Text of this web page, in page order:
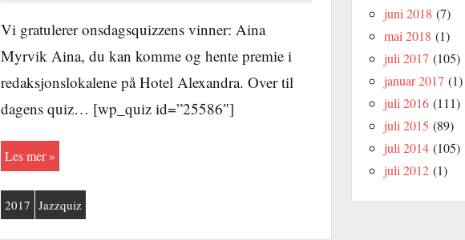
Vi gratulerer onsdagsquizzens vinner: Aina
Myrvik Aina, du kan komme og hente premie i
redaksjonslokalene på Hotel Alexandra. Over til
dagens quiz… [wp_quiz id=”25586″]
Les mer
2017 Jazzquiz
juni 2018 (7)
mai 2018 (1)
juli 2017 (105)
januar 2017 (1)
juli 2016 (111)
juli 2015 (89)
juli 2014 (105)
juli 2012 (1)